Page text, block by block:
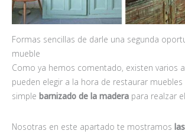
Formas sencillas de darle una segunda
mueble
Como ya hemos comentado, existen varios
pueden elegir a la hora de restaurar
simple barnizado de la madera para realzar
Nosotras en este apartado te mostramos